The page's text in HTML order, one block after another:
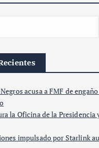
acusa a FMF de
la Oficina de la Presidencia
impulsado por Starlink